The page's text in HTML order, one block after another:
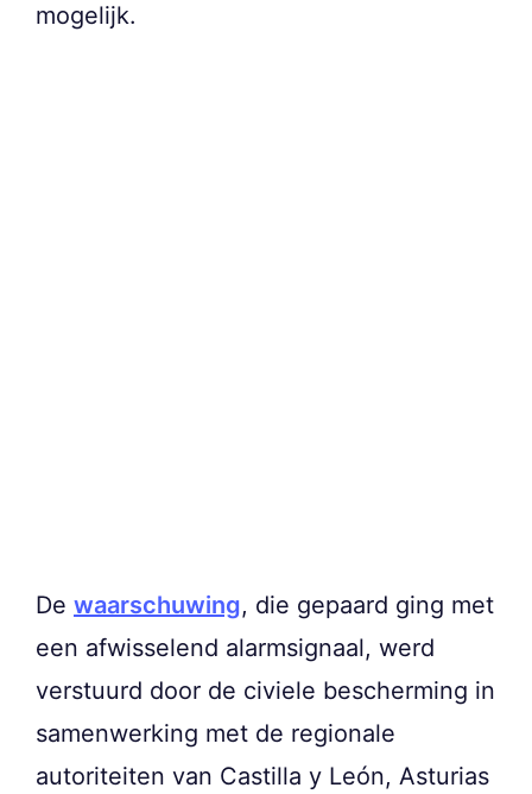
mogelijk.
De waarschuwing, die gepaard ging met
een afwisselend alarmsignaal, werd
verstuurd door de civiele bescherming in
samenwerking met de regionale
autoriteiten van Castilla y León, Asturias